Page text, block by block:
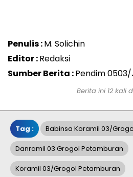
Penulis :M. Solichin
Editor :Redaksi
Sumber Berita :Pendim 0503/
Berita ini 12 kali
Tag : Babinsa Koramil 03/
Danramil 03 Grogol Petamburan
Koramil 03/Grogol Petamburan